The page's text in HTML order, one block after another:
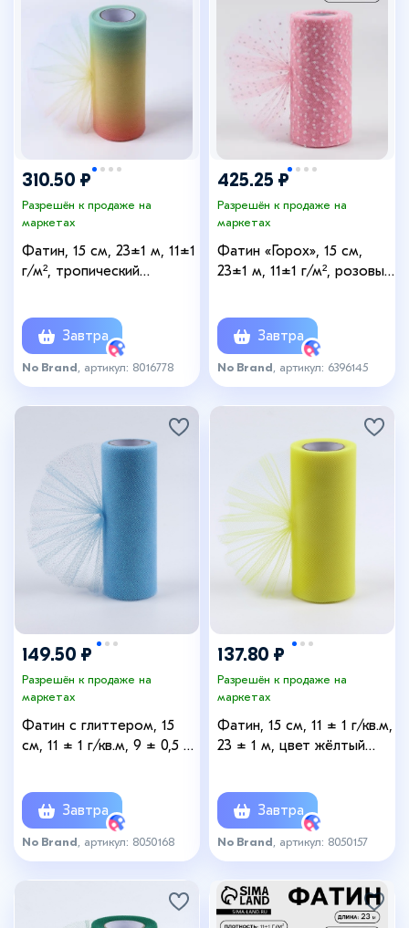
310.50 ₽
Разрешён к продаже на
маркетах
Фатин, 15 см, 23±1 м, 11±1
г/м², тропический
Завтра
No Brand , артикул: 8016778
425.25 ₽
Разрешён к продаже на
маркетах
Фатин «Горох», 15 см,
23±1 м, 11±1 г/м², розовый
Завтра
No Brand , артикул: 6396145
149.50 ₽
Разрешён к продаже на
маркетах
Фатин с глиттером, 15
см, 11 ± 1 г/кв.м, 9 ± 0,5 м,
Завтра
No Brand , артикул: 8050168
137.80 ₽
Разрешён к продаже на
маркетах
Фатин, 15 см, 11 ± 1 г/кв.м,
23 ± 1 м, цвет жёлтый
Завтра
No Brand , артикул: 8050157